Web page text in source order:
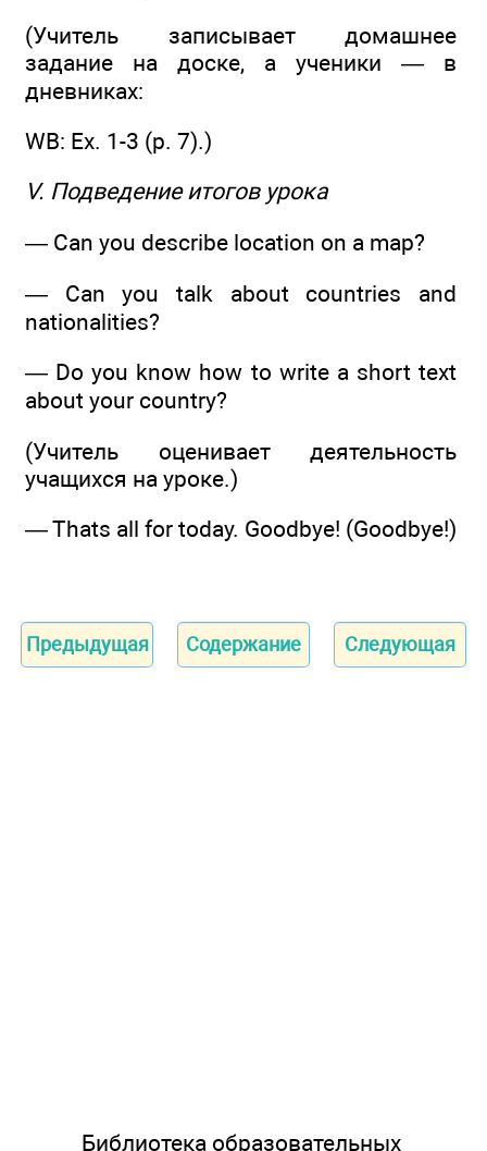
(Учитель записывает домашнее
задание на доске, а ученики — в
дневниках:
WB: Ех. 1-3 (р. 7).)
V. Подведение итогов урока
— Can you describe location on a map?
— Can you talk about countries and
nationalities?
— Do you know how to write a short text
about your country?
(Учитель оценивает деятельность
учащихся на уроке.)
— Thats all for today. Goodbye! (Goodbye!)
Предыдущая Содержание Следующая
Библиотека образовательных